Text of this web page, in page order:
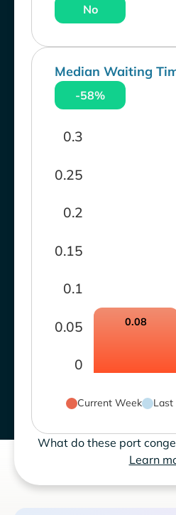
No
Median Waiting
-58%
0
0.05
0.1
0.15
0.2
0.25
0.3
0.08
Current Week Last
What do these port
Learn